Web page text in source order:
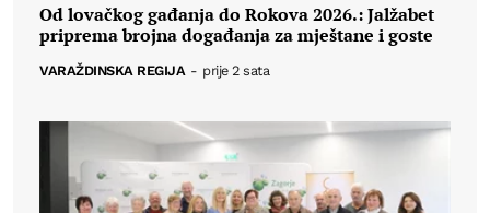
Od lovačkog gađanja do Rokova 2026.: Jalžabet
priprema brojna događanja za mještane i goste
VARAŽDINSKA REGIJA - prije 2 sata